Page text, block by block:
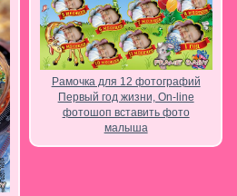
Рамочка для 12 фотографий
Первый год жизни, On-line
фотошоп вставить фото
малыша